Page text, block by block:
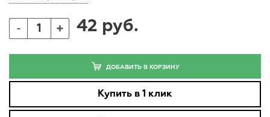
- + 42 руб.
ДОБАВИТЬ В КОРЗИНУ
Купить в 1 клик